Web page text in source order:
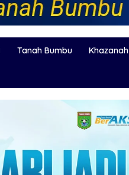
Tanah Bumbu Khazanah